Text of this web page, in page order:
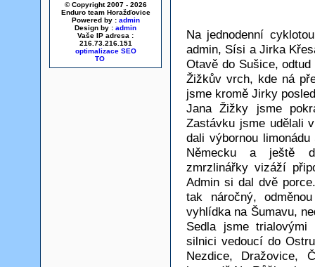
© Copyright 2007 - 2026
Enduro team Horažďovice
Powered by : admin
Design by : admin
Vaše IP adresa :
216.73.216.151
optimalizace SEO
Na jednodenní
admin, Sísi a Jirka
Otavě do Sušice,
Žižkův vrch, kde ná
jsme kromě Jirky
Jana Žižky jsme
Zastávku jsme udělali
dali výbornou
Německu a ještě
zmrzlinářky vizáží
Admin si dal dvě
tak náročný,
vyhlídka na Šumavu,
Sedla jsme
silnici vedoucí do
Nezdice, Dražovice,